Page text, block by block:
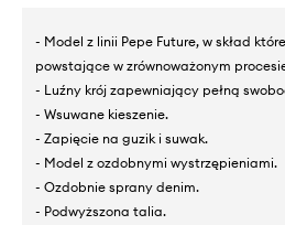
- Model z linii Pepe Future, w skład
powstające w zrównoważonym
- Luźny krój zapewniający pełną
- Wsuwane kieszenie.
- Zapięcie na guzik i suwak.
- Model z ozdobnymi wystrzępieniami.
- Ozdobnie sprany denim.
- Podwyższona talia.